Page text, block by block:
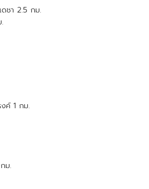
ดชา 2.5 กม.
ค์ 1 กม.
ม.